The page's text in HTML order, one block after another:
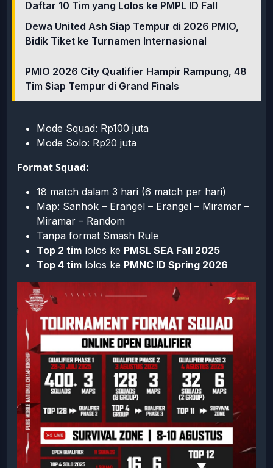
Daftar 10 Tim yang Lolos ke PMPL ID Fall
Dewa United Ash Siap Tempur di 2026 PMIO,
Bidik Tiket ke Turnamen Internasional
PMIO 2026 City Qualifier Hampir Rampung, 48
Tim Siap Tempur di Grand Finals
Mode Squad: Rp100 juta
Mode Solo: Rp20 juta
Format Squad:
18 match dalam 3 hari (6 match per hari)
Map: Sanhok – Erangel – Erangel – Miramar –
Miramar – Random
Tanpa format Smash Rule
Top 2 tim lolos ke PMSL SEA Fall 2025
Top 4 tim lolos ke PMNC ID Spring 2026